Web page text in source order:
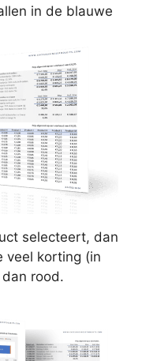
in de blauwe
selecteert, dan
veel korting (in
rood.